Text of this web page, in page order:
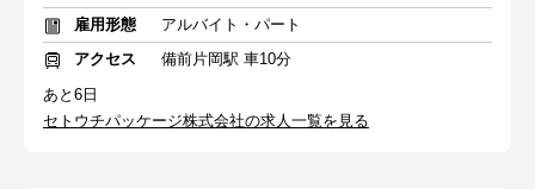
雇用形態
アルバイト・パート
アクセス
備前片岡駅 車10分
あと6日
セトウチパッケージ株式会社の求人一覧を見る